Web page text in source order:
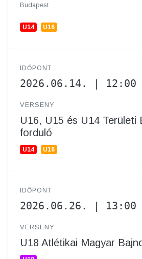
Budapest
U14 U16
IDŐPONT
2026.06.14. | 12:00
VERSENY
U16, U15 és U14 Területi
forduló
U14 U16
IDŐPONT
2026.06.26. | 13:00
VERSENY
U18 Atlétikai Magyar